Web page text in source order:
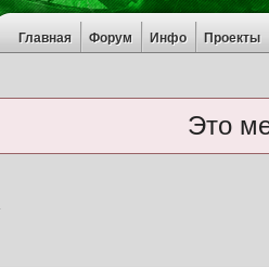
Главная Форум Инфо Проекты
Это